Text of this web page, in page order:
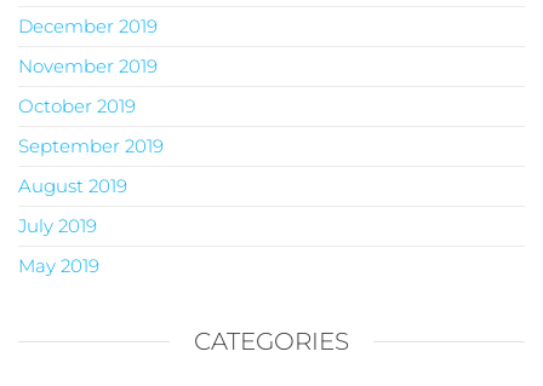
December 2019
November 2019
October 2019
September 2019
August 2019
July 2019
May 2019
CATEGORIES